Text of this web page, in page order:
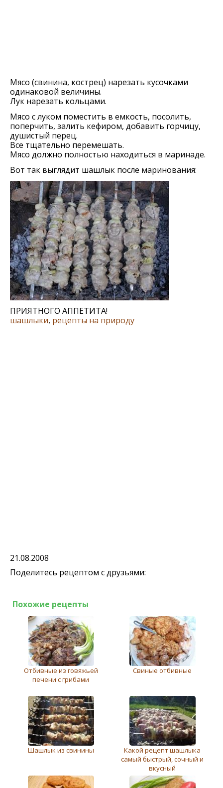
Мясо (свинина, кострец) нарезать кусочками
одинаковой величины.
Лук нарезать кольцами.
Мясо с луком поместить в емкость, посолить,
поперчить, залить кефиром, добавить горчицу,
душистый перец.
Все тщательно перемешать.
Мясо должно полностью находиться в маринаде.
Вот так выглядит шашлык после маринования:
ПРИЯТНОГО АППЕТИТА!
шашлыки, рецепты на природу
21.08.2008
Поделитесь рецептом с друзьями:
Похожие рецепты
Отбивные из говяжьей
печени с грибами
Свиные отбивные
Шашлык из свинины
Какой рецепт шашлыка
самый быстрый, сочный и
вкусный